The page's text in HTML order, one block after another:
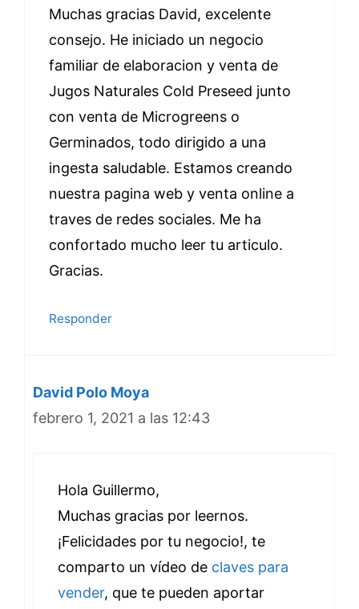
Muchas gracias David, excelente
consejo. He iniciado un negocio
familiar de elaboracion y venta de
Jugos Naturales Cold Preseed junto
con venta de Microgreens o
Germinados, todo dirigido a una
ingesta saludable. Estamos creando
nuestra pagina web y venta online a
traves de redes sociales. Me ha
confortado mucho leer tu articulo.
Gracias.
Responder
David Polo Moya
febrero 1, 2021 a las 12:43
Hola Guillermo,
Muchas gracias por leernos.
¡Felicidades por tu negocio!, te
comparto un vídeo de claves para
vender, que te pueden aportar